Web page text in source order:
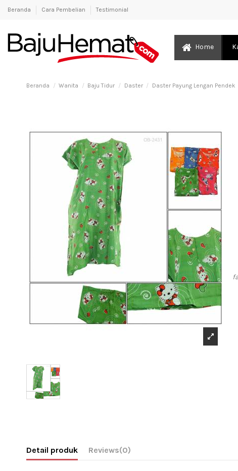
Beranda Cara Pembelian Testimonial
Home
Beranda Wanita Baju Tidur Daster Daster Payung Lengan Pendek
Detail produk Reviews(0)